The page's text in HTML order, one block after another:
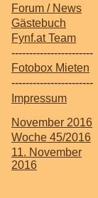
Forum / News
Gästebuch
Fynf.at Team
-----------------------
Fotobox Mieten
-----------------------
Impressum
November 2016
Woche 45/2016
11. November
2016